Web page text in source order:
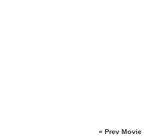
« Prev Movie